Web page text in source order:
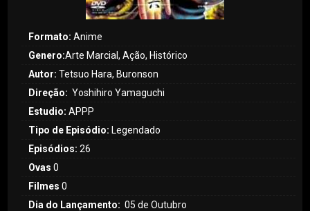
Formato: Anime
Genero:Arte Marcial, Ação, Histórico
Autor:Tetsuo Hara, Buronson
Direção: Yoshihiro Yamaguchi
Estudio:APPP
Tipo de Episódio: Legendado
Episódios: 26
Ovas 0
Filmes 0
Dia do Lançamento: 05 de Outubro